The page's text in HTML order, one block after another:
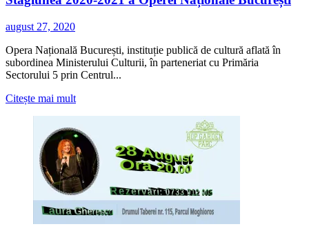
august 27, 2020
Opera Națională București, instituție publică de cultură aflată în
subordinea Ministerului Culturii, în parteneriat cu Primăria
Sectorului 5 prin Centrul...
Citește mai multCitește
despre
“Seri
de
Operă
și
Balet
pe
Esplanadă”